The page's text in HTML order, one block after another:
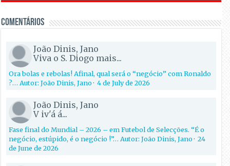
Comentários
João Dinis, Jano
Viva o S. Diogo mais...
Ora bolas e rebolas! Afinal, qual será o “negócio” com Ronaldo
?… Autor: João Dinis, Jano·4 de July de 2026
João Dinis, Jano
V iv'á á...
Fase final do Mundial – 2026 – em Futebol de Selecções. “É o
negócio, estúpido, é o negócio !”… Autor: João Dinis, Jano·24
de June de 2026